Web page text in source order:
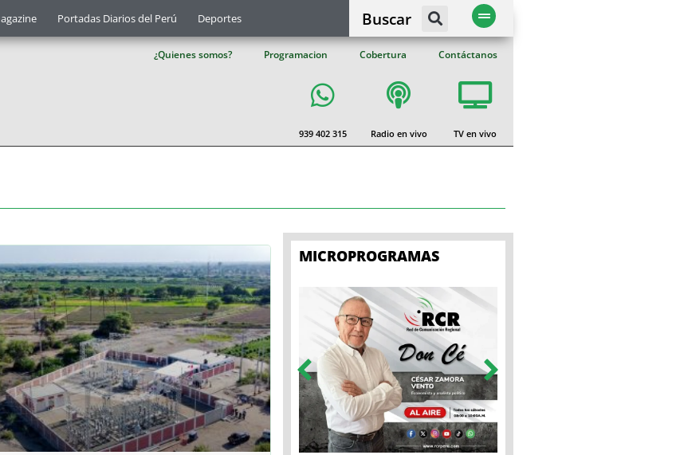
Portadas Diarios del Perú Deportes Buscar
¿Quienes somos? Programacion Cobertura Contáctanos
939 402 315 Radio en vivo TV en vivo
MICROPROGRAMAS